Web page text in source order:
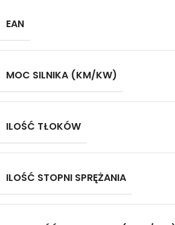
EAN
MOC SILNIKA (KM/KW)
ILOŚĆ TŁOKÓW
ILOŚĆ STOPNI SPRĘŻANIA